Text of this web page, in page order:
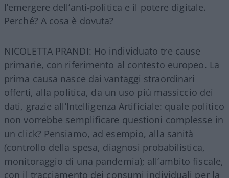
l’emergere dell’anti-politica e il potere digitale.
Perché? A cosa è dovuta?
NICOLETTA PRANDI: Ho individuato tre cause
primarie, con riferimento al contesto europeo. La
prima causa nasce dai vantaggi straordinari
offerti, alla politica, da un uso più massiccio dei
dati, grazie all’Intelligenza Artificiale: quale politico
non vorrebbe semplificare questioni complesse in
un click? Pensiamo, ad esempio, alla sanità
(controllo della spesa, diagnosi probabilistica,
monitoraggio di una pandemia); all’ambito fiscale,
con il tracciamento dei consumi individuali per la